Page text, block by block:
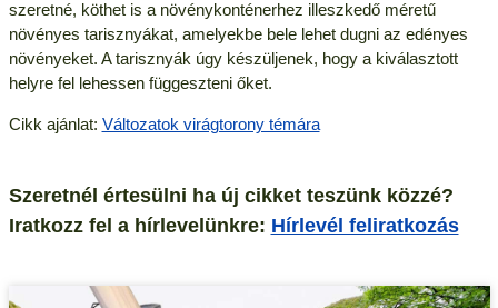
szeretné, köthet is a növénykonténerhez illeszkedő méretű
növényes tarisznyákat, amelyekbe bele lehet dugni az edényes
növényeket. A tarisznyák úgy készüljenek, hogy a kiválasztott
helyre fel lehessen függeszteni őket.
Cikk ajánlat: Változatok virágtorony témára
Szeretnél értesülni ha új cikket teszünk közzé?
Iratkozz fel a hírlevelünkre: Hírlevél feliratkozás